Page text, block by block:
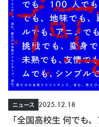
ニュース
2025.12.18
「全国高校生 何でも